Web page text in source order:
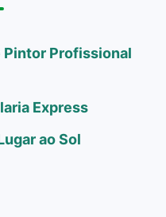
Pintor Profissional
Express
ao Sol